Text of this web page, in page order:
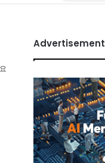
Advertisement